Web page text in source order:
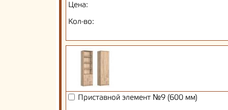
Цена:
Кол-во:
Приставной элемент №9 (600 мм)